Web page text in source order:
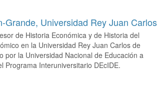
Grande, Universidad Rey Juan Carlos
de Historia Económica y de Historia del
en la Universidad Rey Juan Carlos de
por la Universidad Nacional de Educación a
Programa Interuniversitario DEcIDE.